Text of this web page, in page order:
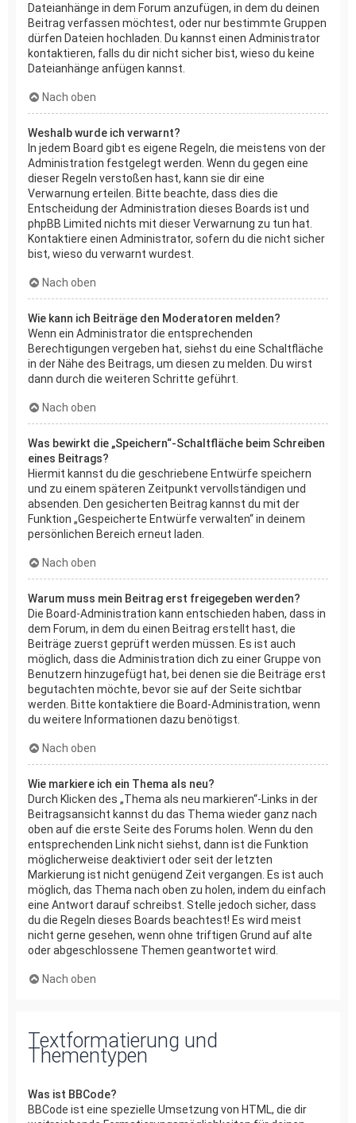
Dateianhänge in dem Forum anzufügen, in dem du deinen
Beitrag verfassen möchtest, oder nur bestimmte Gruppen
dürfen Dateien hochladen. Du kannst einen Administrator
kontaktieren, falls du dir nicht sicher bist, wieso du keine
Dateianhänge anfügen kannst.
Nach oben
Weshalb wurde ich verwarnt?
In jedem Board gibt es eigene Regeln, die meistens von der
Administration festgelegt werden. Wenn du gegen eine
dieser Regeln verstoßen hast, kann sie dir eine
Verwarnung erteilen. Bitte beachte, dass dies die
Entscheidung der Administration dieses Boards ist und
phpBB Limited nichts mit dieser Verwarnung zu tun hat.
Kontaktiere einen Administrator, sofern du die nicht sicher
bist, wieso du verwarnt wurdest.
Nach oben
Wie kann ich Beiträge den Moderatoren melden?
Wenn ein Administrator die entsprechenden
Berechtigungen vergeben hat, siehst du eine Schaltfläche
in der Nähe des Beitrags, um diesen zu melden. Du wirst
dann durch die weiteren Schritte geführt.
Nach oben
Was bewirkt die „Speichern“-Schaltfläche beim Schreiben
eines Beitrags?
Hiermit kannst du die geschriebene Entwürfe speichern
und zu einem späteren Zeitpunkt vervollständigen und
absenden. Den gesicherten Beitrag kannst du mit der
Funktion „Gespeicherte Entwürfe verwalten“ in deinem
persönlichen Bereich erneut laden.
Nach oben
Warum muss mein Beitrag erst freigegeben werden?
Die Board-Administration kann entschieden haben, dass in
dem Forum, in dem du einen Beitrag erstellt hast, die
Beiträge zuerst geprüft werden müssen. Es ist auch
möglich, dass die Administration dich zu einer Gruppe von
Benutzern hinzugefügt hat, bei denen sie die Beiträge erst
begutachten möchte, bevor sie auf der Seite sichtbar
werden. Bitte kontaktiere die Board-Administration, wenn
du weitere Informationen dazu benötigst.
Nach oben
Wie markiere ich ein Thema als neu?
Durch Klicken des „Thema als neu markieren“-Links in der
Beitragsansicht kannst du das Thema wieder ganz nach
oben auf die erste Seite des Forums holen. Wenn du den
entsprechenden Link nicht siehst, dann ist die Funktion
möglicherweise deaktiviert oder seit der letzten
Markierung ist nicht genügend Zeit vergangen. Es ist auch
möglich, das Thema nach oben zu holen, indem du einfach
eine Antwort darauf schreibst. Stelle jedoch sicher, dass
du die Regeln dieses Boards beachtest! Es wird meist
nicht gerne gesehen, wenn ohne triftigen Grund auf alte
oder abgeschlossene Themen geantwortet wird.
Nach oben
Textformatierung und
Thementypen
Was ist BBCode?
BBCode ist eine spezielle Umsetzung von HTML, die dir